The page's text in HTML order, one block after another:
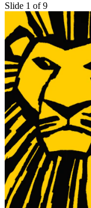
Slide 1 of 9